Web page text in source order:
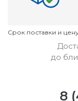
Cрок поставки и
до
8